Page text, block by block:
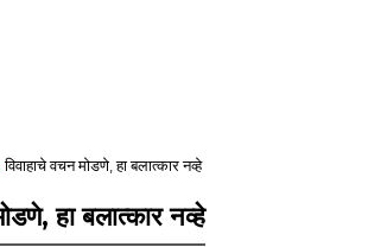
विवाहाचे वचन मोडणे, हा बलात्कार नव्हे
हा बलात्कार नव्हे